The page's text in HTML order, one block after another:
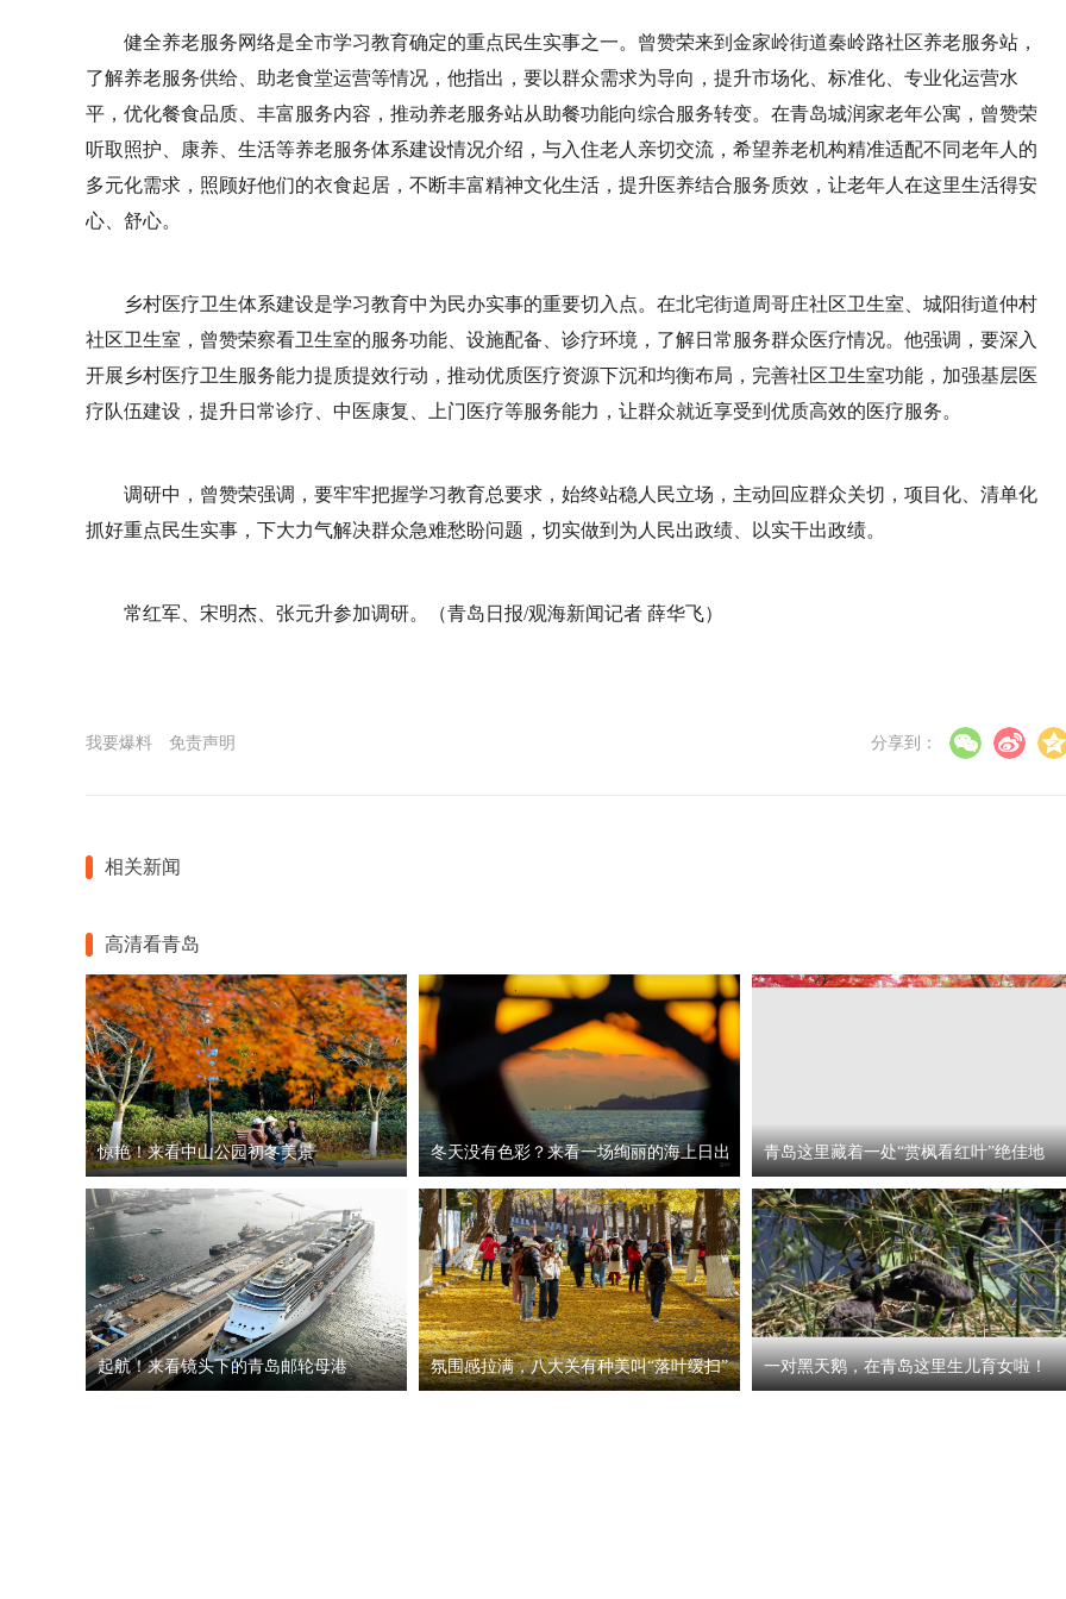
健全养老服务网络是全市学习教育确定的重点民生实事之一。曾赞荣来到金家岭街道秦岭路社区养老服务站，
了解养老服务供给、助老食堂运营等情况，他指出，要以群众需求为导向，提升市场化、标准化、专业化运营水
平，优化餐食品质、丰富服务内容，推动养老服务站从助餐功能向综合服务转变。在青岛城润家老年公寓，曾赞荣
听取照护、康养、生活等养老服务体系建设情况介绍，与入住老人亲切交流，希望养老机构精准适配不同老年人的
多元化需求，照顾好他们的衣食起居，不断丰富精神文化生活，提升医养结合服务质效，让老年人在这里生活得安
心、舒心。
乡村医疗卫生体系建设是学习教育中为民办实事的重要切入点。在北宅街道周哥庄社区卫生室、城阳街道仲村
社区卫生室，曾赞荣察看卫生室的服务功能、设施配备、诊疗环境，了解日常服务群众医疗情况。他强调，要深入
开展乡村医疗卫生服务能力提质提效行动，推动优质医疗资源下沉和均衡布局，完善社区卫生室功能，加强基层医
疗队伍建设，提升日常诊疗、中医康复、上门医疗等服务能力，让群众就近享受到优质高效的医疗服务。
调研中，曾赞荣强调，要牢牢把握学习教育总要求，始终站稳人民立场，主动回应群众关切，项目化、清单化
抓好重点民生实事，下大力气解决群众急难愁盼问题，切实做到为人民出政绩、以实干出政绩。
常红军、宋明杰、张元升参加调研。（青岛日报/观海新闻记者 薛华飞）
我要爆料 免责声明 分享到：
相关新闻
高清看青岛
惊艳！来看中山公园初冬美景 冬天没有色彩？来看一场绚丽的海上日出 青岛这里藏着一处“赏枫看红叶”绝佳地
起航！来看镜头下的青岛邮轮母港 氛围感拉满，八大关有种美叫“落叶缓扫” 一对黑天鹅，在青岛这里生儿育女啦！